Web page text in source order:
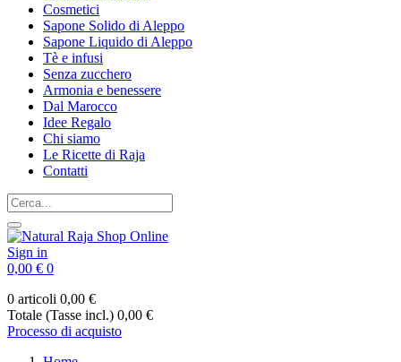
Cosmetici
Sapone Solido di Aleppo
Sapone Liquido di Aleppo
Tè e infusi
Senza zucchero
Armonia e benessere
Dal Marocco
Idee Regalo
Chi siamo
Le Ricette di Raja
Contatti
Sign in
0,00 € 0
0 articoli 0,00 €
Totale (Tasse incl.) 0,00 €
Processo di acquisto